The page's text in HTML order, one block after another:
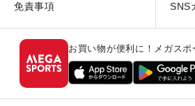
免責事項 SNS
お買い物が便利に！メガスポ